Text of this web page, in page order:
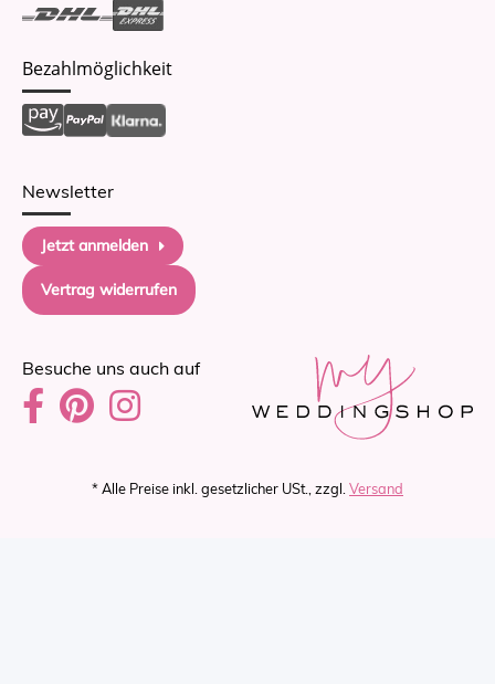
Bezahlmöglichkeit
Newsletter
Jetzt anmelden
Vertrag widerrufen
Besuche uns auch auf
* Alle Preise inkl. gesetzlicher USt., zzgl. Versand